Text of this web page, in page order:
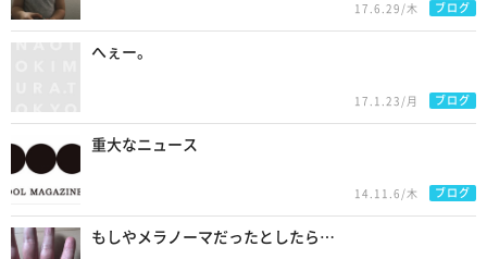
17.6.29/木 ブログ
へぇー。
17.1.23/月 ブログ
重大なニュース
14.11.6/木 ブログ
もしやメラノーマだったとしたら…